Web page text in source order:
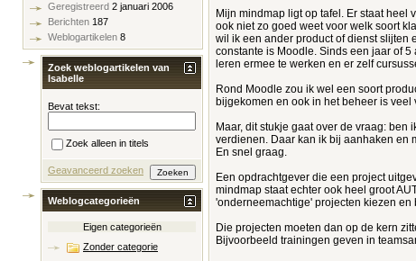
Mijn mindmap ligt op tafel. Er staat
ook niet zo goed weet voor welk soort
wil ik een ander product of dienst slijten
constante is Moodle. Sinds een jaar of
leren ermee te werken en er zelf
Rond Moodle zou ik wel een soort
bijgekomen en ook in het beheer is
Maar, dit stukje gaat over de vraag:
verdienen. Daar kan ik bij aanhaken en
En snel graag.
Een opdrachtgever die een project
mindmap staat echter ook heel groot
'onderneemachtige' projecten kiezen
Die projecten moeten dan op de kern
Bijvoorbeeld trainingen geven in
Geregistreerd 2 januari 2006
Berichten 187
Weblogartikelen 8
Zoek weblogartikelen van
Isabelle
Bevat tekst:
Zoek alleen in titels
Geavanceerd zoeken
Weblogcategorieën
Eigen categorieën
Zonder categorie